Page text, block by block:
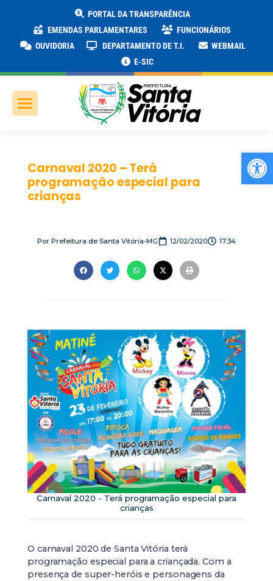
PORTAL DA TRANSPARÊNCIA
EMENDAS PARLAMENTARES
FUNCIONÁRIOS
OUVIDORIA
DEPARTAMENTO DE T.I.
WEBMAIL
E-SIC
Carnaval 2020 – Terá
programação especial para
crianças
Por Prefeitura de Santa Vitória-MG 12/02/2020 17:34
Carnaval 2020 - Terá programação especial para
crianças
O carnaval 2020 de Santa Vitória terá
programação especial para a criançada. Com a
presença de super-heróis e personagens da